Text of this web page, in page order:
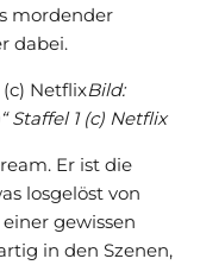
mordender
dabei.
Bild:
Staffel 1 (c) Netflix
Er ist die
losgelöst von
gewissen
in den Szenen,